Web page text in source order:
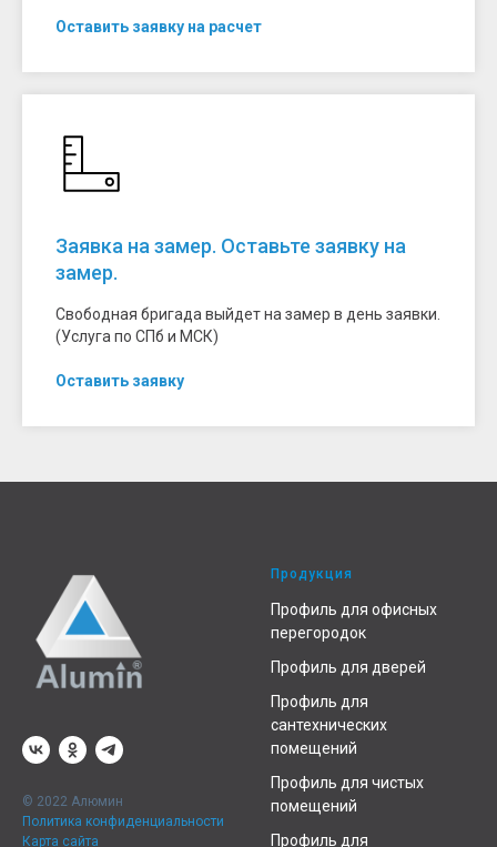
Оставить заявку на расчет
Заявка на замер. Оставьте заявку на
замер.
Свободная бригада выйдет на замер в день заявки.
(Услуга по СПб и МСК)
Оставить заявку
© 2022 Алюмин
Политика конфиденциальности
Карта сайта
Продукция
Профиль для офисных
перегородок
Профиль для дверей
Профиль для
сантехнических
помещений
Профиль для чистых
помещений
Профиль для